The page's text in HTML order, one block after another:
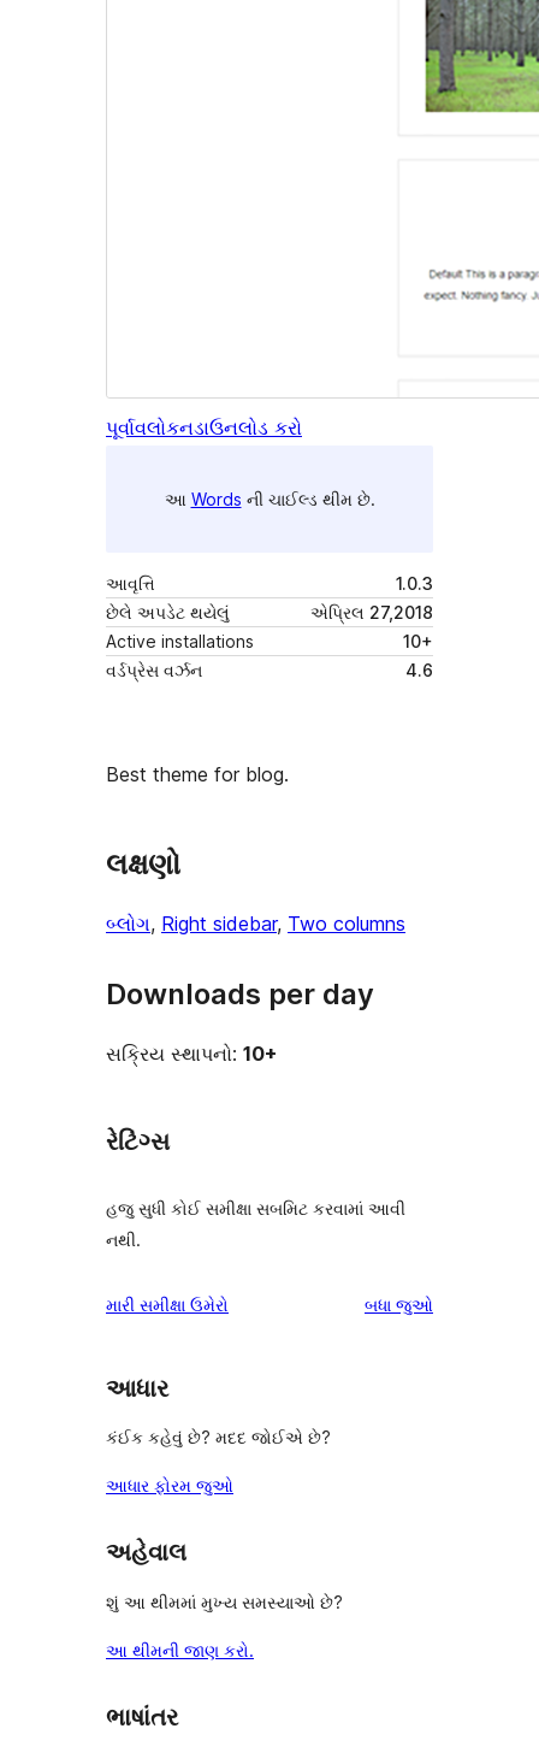
પૂર્વાવલોકનડાઉનલોડ કરો
આ Words ની ચાઈલ્ડ થીમ છે.
આવૃત્તિ
1.0.3
છેલે અપડેટ થયેલું
એપ્રિલ 27,2018
Active installations
10+
વર્ડપ્રેસ વર્ઝન
4.6
Best theme for blog.
લક્ષણો
બ્લોગ, Right sidebar, Two columns
Downloads per day
સક્રિય સ્થાપનો: 10+
રેટિંગ્સ
હજુ સુધી કોઈ સમીક્ષા સબમિટ કરવામાં આવી
નથી.
મારી સમીક્ષા ઉમેરો બધા સમીક્ષાઓ
જુઓ
આધાર
કંઈક કહેવું છે? મદદ જોઈએ છે?
આધાર ફોરમ જુઓ
અહેવાલ
શું આ થીમમાં મુખ્ય સમસ્યાઓ છે?
આ થીમની જાણ કરો.
ભાષાંતર